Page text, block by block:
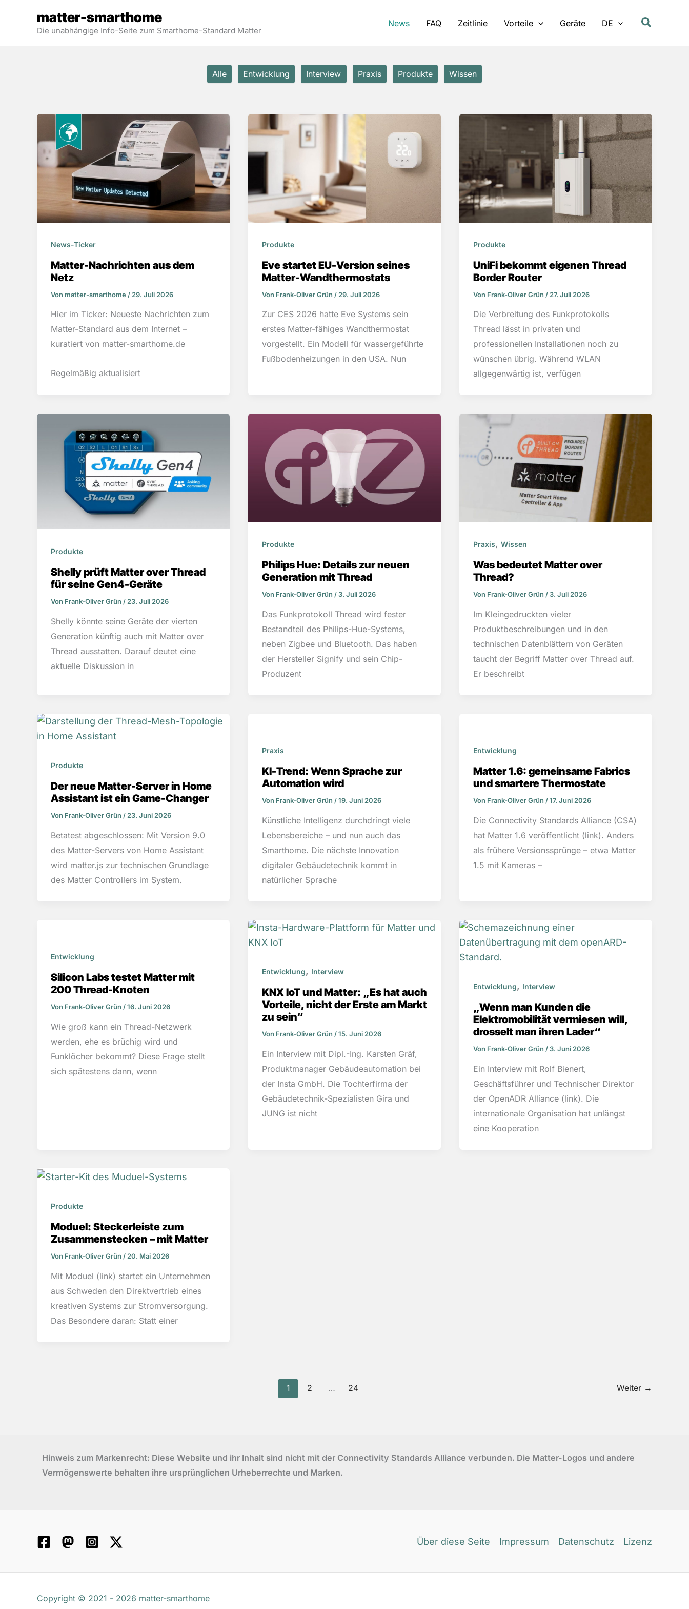
springen
matter-smarthome
Die unabhängige Info-Seite zum Smarthome-Standard Matter
News FAQ Zeitlinie Vorteile Geräte DE
category
Alle Entwicklung Interview Praxis Produkte Wissen
News-Ticker
Matter-Nachrichten aus dem
Netz
Von matter-smarthome / 29. Juli 2026
Hier im Ticker: Neueste Nachrichten zum
Matter-Standard aus dem Internet –
kuratiert von matter-smarthome.de
Regelmäßig aktualisiert
Produkte
Eve startet EU-Version seines
Matter-Wandthermostats
Von Frank-Oliver Grün / 29. Juli 2026
Zur CES 2026 hatte Eve Systems sein
erstes Matter-fähiges Wandthermostat
vorgestellt. Ein Modell für wassergeführte
Fußbodenheizungen in den USA. Nun
Produkte
UniFi bekommt eigenen Thread
Border Router
Von Frank-Oliver Grün / 27. Juli 2026
Die Verbreitung des Funkprotokolls
Thread lässt in privaten und
professionellen Installationen noch zu
wünschen übrig. Während WLAN
allgegenwärtig ist, verfügen
Produkte
Shelly prüft Matter over Thread
für seine Gen4-Geräte
Von Frank-Oliver Grün /23. Juli 2026
Shelly könnte seine Geräte der vierten
Generation künftig auch mit Matter over
Thread ausstatten. Darauf deutet eine
aktuelle Diskussion in
Produkte
Philips Hue: Details zur neuen
Generation mit Thread
Von Frank-Oliver Grün /3. Juli 2026
Das Funkprotokoll Thread wird fester
Bestandteil des Philips-Hue-Systems,
neben Zigbee und Bluetooth. Das haben
der Hersteller Signify und sein Chip-
Produzent
Praxis, Wissen
Was bedeutet Matter over
Thread?
Von Frank-Oliver Grün /3. Juli 2026
Im Kleingedruckten vieler
Produktbeschreibungen und in den
technischen Datenblättern von Geräten
taucht der Begriff Matter over Thread auf.
Er beschreibt
Produkte
Der neue Matter-Server in Home
Assistant ist ein Game-Changer
Von Frank-Oliver Grün /23. Juni 2026
Betatest abgeschlossen: Mit Version 9.0
des Matter-Servers von Home Assistant
wird matter.js zur technischen Grundlage
des Matter Controllers im System.
Praxis
KI-Trend: Wenn Sprache zur
Automation wird
Von Frank-Oliver Grün /19. Juni 2026
Künstliche Intelligenz durchdringt viele
Lebensbereiche – und nun auch das
Smarthome. Die nächste Innovation
digitaler Gebäudetechnik kommt in
natürlicher Sprache
Entwicklung
Matter 1.6: gemeinsame Fabrics
und smartere Thermostate
Von Frank-Oliver Grün /17. Juni 2026
Die Connectivity Standards Alliance (CSA)
hat Matter 1.6 veröffentlicht (link). Anders
als frühere Versionssprünge – etwa Matter
1.5 mit Kameras –
Entwicklung
Silicon Labs testet Matter mit
200 Thread-Knoten
Von Frank-Oliver Grün /16. Juni 2026
Wie groß kann ein Thread-Netzwerk
werden, ehe es brüchig wird und
Funklöcher bekommt? Diese Frage stellt
sich spätestens dann, wenn
Entwicklung, Interview
KNX IoT und Matter: „Es hat auch
Vorteile, nicht der Erste am Markt
zu sein“
Von Frank-Oliver Grün /15. Juni 2026
Ein Interview mit Dipl.-Ing. Karsten Gräf,
Produktmanager Gebäudeautomation bei
der Insta GmbH. Die Tochterfirma der
Gebäudetechnik-Spezialisten Gira und
JUNG ist nicht
Entwicklung, Interview
„Wenn man Kunden die
Elektromobilität vermiesen will,
drosselt man ihren Lader“
Von Frank-Oliver Grün /3. Juni 2026
Ein Interview mit Rolf Bienert,
Geschäftsführer und Technischer Direktor
der OpenADR Alliance (link). Die
internationale Organisation hat unlängst
eine Kooperation
Produkte
Moduel: Steckerleiste zum
Zusammenstecken – mit Matter
Von Frank-Oliver Grün / 20. Mai 2026
Mit Moduel (link) startet ein Unternehmen
aus Schweden den Direktvertrieb eines
kreativen Systems zur Stromversorgung.
Das Besondere daran: Statt einer
1 2 … 24 Weiter →
Hinweis zum Markenrecht: Diese Website und ihr Inhalt sind nicht mit der Connectivity Standards Alliance verbunden. Die Matter-Logos und andere
Vermögenswerte behalten ihre ursprünglichen Urheberrechte und Marken.
Über diese Seite Impressum Datenschutz Lizenz
Copyright © 2021 - 2026 matter-smarthome